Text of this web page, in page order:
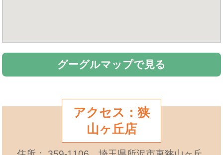
グーグルマップで見る
アクセス：狭
山ヶ丘店